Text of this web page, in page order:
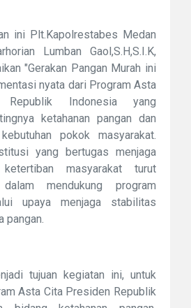
ini Plt.Kapolrestabes Medan
Lumban Gaol,S.H,S.I.K,
"Gerakan Pangan Murah ini
nyata dari Program Asta
Indonesia yang
ketahanan pangan dan
pokok masyarakat.
yang bertugas menjaga
masyarakat turut
mendukung program
upaya menjaga stabilitas
pangan.
tujuan kegiatan ini, untuk
Asta Cita Presiden Republik